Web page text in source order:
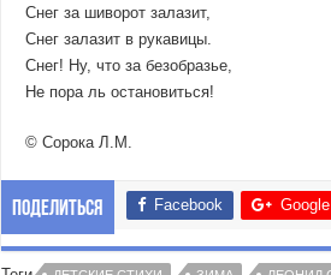
Снег за шиворот залазит,
Снег залазит в рукавицы.
Снег! Ну, что за безобразье,
Не пора ль остановиться!
© Сорока Л.М.
Поделиться Facebook